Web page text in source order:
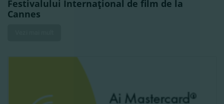
Festivalului Internaţional de film de la
Cannes